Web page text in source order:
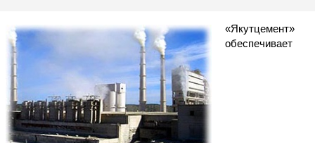
«Якутцемент»
обеспечивает